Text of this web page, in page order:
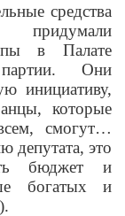
средства
придумали
в Палате
Они
инициативу,
которые
смогут…
депутата, это
бюджет и
богатых и